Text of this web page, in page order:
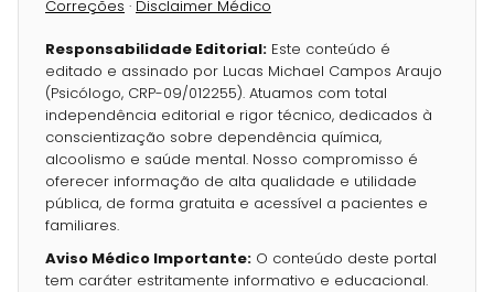
Correções · Disclaimer Médico
Responsabilidade Editorial: Este conteúdo é
editado e assinado por Lucas Michael Campos Araujo
(Psicólogo, CRP-09/012255). Atuamos com total
independência editorial e rigor técnico, dedicados à
conscientização sobre dependência química,
alcoolismo e saúde mental. Nosso compromisso é
oferecer informação de alta qualidade e utilidade
pública, de forma gratuita e acessível a pacientes e
familiares.
Aviso Médico Importante: O conteúdo deste portal
tem caráter estritamente informativo e educacional.